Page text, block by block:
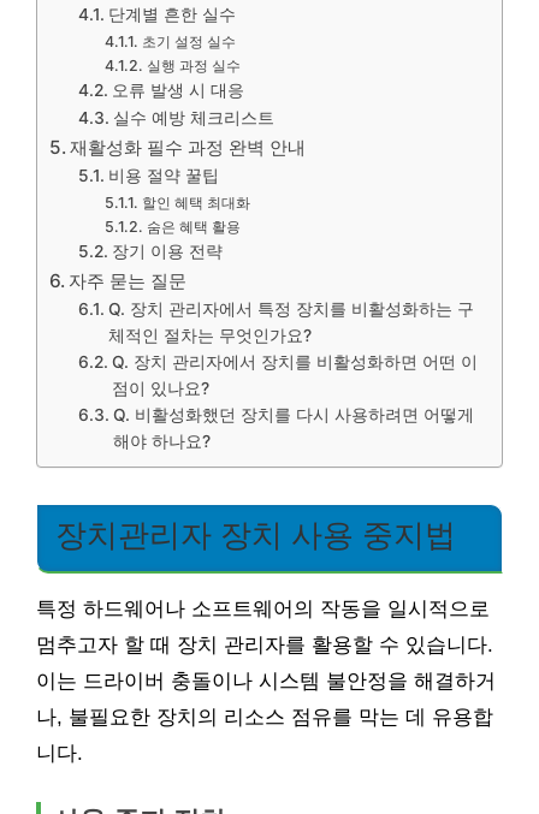
단계별 흔한 실수
초기 설정 실수
실행 과정 실수
오류 발생 시 대응
실수 예방 체크리스트
재활성화 필수 과정 완벽 안내
비용 절약 꿀팁
할인 혜택 최대화
숨은 혜택 활용
장기 이용 전략
자주 묻는 질문
Q. 장치 관리자에서 특정 장치를 비활성화하는 구
체적인 절차는 무엇인가요?
Q. 장치 관리자에서 장치를 비활성화하면 어떤 이
점이 있나요?
Q. 비활성화했던 장치를 다시 사용하려면 어떻게
해야 하나요?
장치관리자 장치 사용 중지법
특정 하드웨어나 소프트웨어의 작동을 일시적으로
멈추고자 할 때 장치 관리자를 활용할 수 있습니다.
이는 드라이버 충돌이나 시스템 불안정을 해결하거
나, 불필요한 장치의 리소스 점유를 막는 데 유용합
니다.